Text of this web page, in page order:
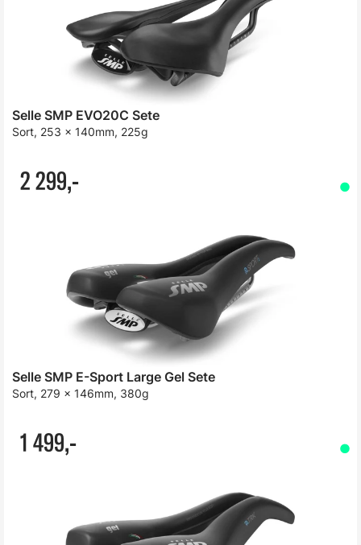
Selle SMP EVO20C Sete
Sort, 253 x 140mm, 225g
2 299,-
Selle SMP E-Sport Large Gel Sete
Sort, 279 x 146mm, 380g
1 499,-